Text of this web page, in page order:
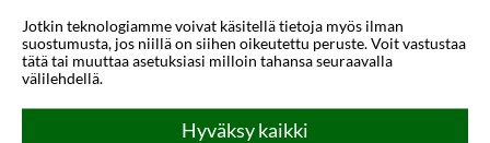
liikenneyhteyksiin.
suunniteltu mukavuutta silmällä pitäen, niissä on
Jotkin teknologiamme voivat käsitellä tietoja myös ilman
suostumusta, jos niillä on siihen oikeutettu peruste. Voit vastustaa
tätä tai muuttaa asetuksiasi milloin tahansa seuraavalla
välilehdellä.
Hyväksy kaikki